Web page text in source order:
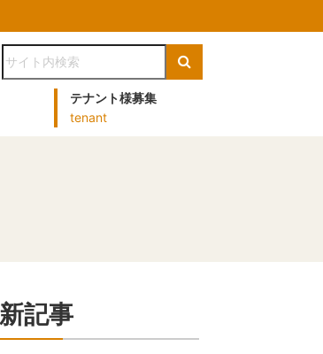
テナント様募集
tenant
記事